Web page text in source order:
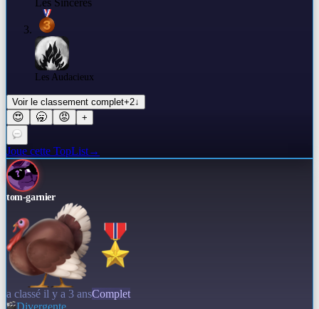
Les Sincères
Les Audacieux
Voir le classement complet+2↓
😍 🥱 😡 +
Joue cette TopList→
tom-garnier
a classé il y a 3 ansComplet